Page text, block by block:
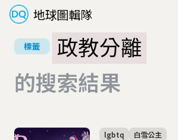
地球圖輯隊
標籤
政教分離
的搜索結果
lgbtq 白雪公主